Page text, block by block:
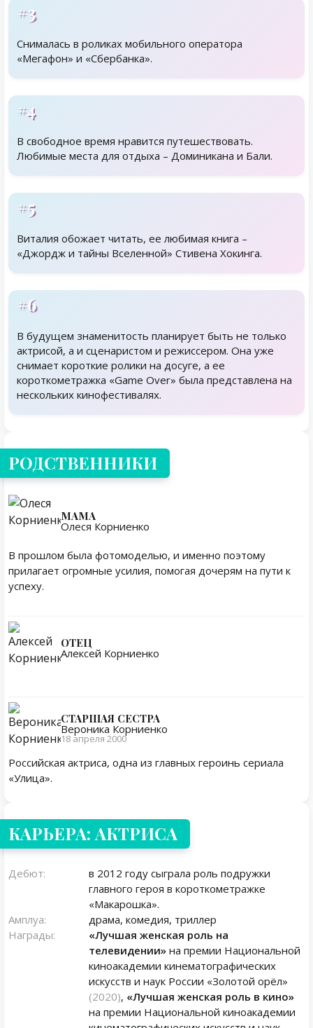
#3
Снималась в роликах мобильного оператора
«Мегафон» и «Сбербанка».
#4
В свободное время нравится путешествовать.
Любимые места для отдыха – Доминикана и Бали.
#5
Виталия обожает читать, ее любимая книга –
«Джордж и тайны Вселенной» Стивена Хокинга.
#6
В будущем знаменитость планирует быть не только
актрисой, а и сценаристом и режиссером. Она уже
снимает короткие ролики на досуге, а ее
короткометражка «Game Over» была представлена на
нескольких кинофестивалях.
Родственники
РОДСТВЕННИКИ
МАМА
Олеся Корниенко
В прошлом была фотомоделью, и именно поэтому
прилагает огромные усилия, помогая дочерям на пути к
успеху.
ОТЕЦ
Алексей Корниенко
СТАРШАЯ СЕСТРА
Вероника Корниенко
18 апреля 2000
Российская актриса, одна из главных героинь сериала
«Улица».
КАРЬЕРА: АКТРИСА
Дебют:
в 2012 году сыграла роль подружки
главного героя в короткометражке
«Макарошка».
Амплуа:
драма, комедия, триллер
Награды:
«Лучшая женская роль на
телевидении» на премии Национальной
киноакадемии кинематографических
искусств и наук России «Золотой орёл»
(2020), «Лучшая женская роль в кино»
на премии Национальной киноакадемии